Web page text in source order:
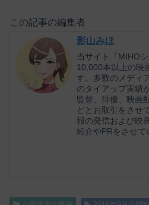
この記事の編集者
影山みほ
当サイト『MIHO
10,000本以上の映
す。多数のメディ
のタイアップ実績
監督、俳優、映画
どとお取引をさせ
報の発信および映
紹介やPRをさせて